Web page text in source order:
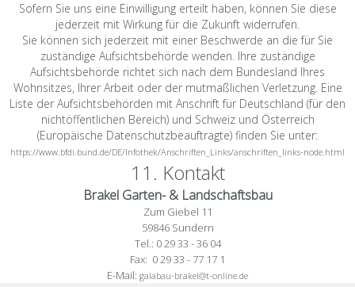
Sofern Sie uns eine Einwilligung erteilt haben, können Sie diese
jederzeit mit Wirkung für die Zukunft widerrufen.
Sie können sich jederzeit mit einer Beschwerde an die für Sie
zuständige Aufsichtsbehörde wenden. Ihre zuständige
Aufsichtsbehörde richtet sich nach dem Bundesland Ihres
Wohnsitzes, Ihrer Arbeit oder der mutmaßlichen Verletzung. Eine
Liste der Aufsichtsbehörden mit Anschrift für Deutschland (für den
nichtöffentlichen Bereich) und Schweiz und Österreich
(Europäische Datenschutzbeauftragte) finden Sie unter:
https://www.bfdi.bund.de/DE/Infothek/Anschriften_Links/anschriften_links-node.html
11. Kontakt
Brakel Garten- & Landschaftsbau
Zum Giebel 11
59846 Sundern
Tel.: 0 29 33 - 36 04
Fax: 0 29 33 - 77 17 1
E-Mail: galabau-brakel@t-online.de